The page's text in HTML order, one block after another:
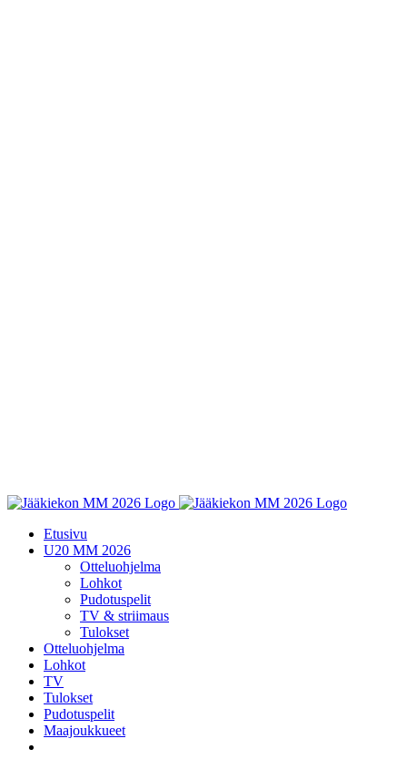
Etusivu
U20 MM 2026
Otteluohjelma
Lohkot
Pudotuspelit
TV & striimaus
Tulokset
Otteluohjelma
Lohkot
TV
Tulokset
Pudotuspelit
Maajoukkueet